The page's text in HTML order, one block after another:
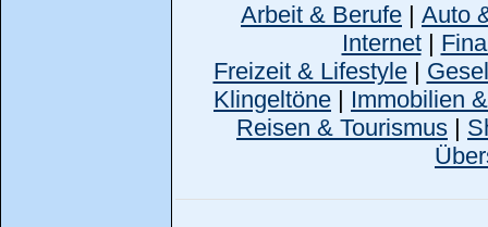
Arbeit & Berufe | Auto
Internet|
Freizeit & Lifestyle|
Klingeltöne | Immobilien
Reisen & Tourismus |